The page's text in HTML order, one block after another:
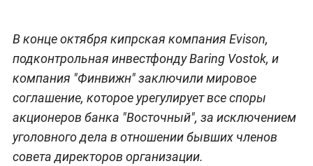
В конце октября кипрская компания Evison,
подконтрольная инвестфонду Baring Vostok, и
компания "Финвижн" заключили мировое
соглашение, которое урегулирует все споры
акционеров банка "Восточный", за исключением
уголовного дела в отношении бывших членов
совета директоров организации.